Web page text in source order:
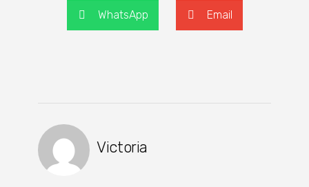
WhatsApp Email
Victoria